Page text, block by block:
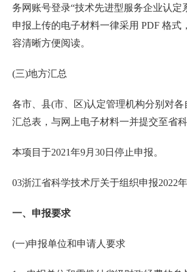
务网账号登录“技术先进型服务企业认
申报上传的电子材料一律采用 PDF 格
容清晰方便阅读。
(三)地方汇总
各市、县(市、区)认定管理机构分别对
汇总表，与网上电子材料一并提交至省
本项目于2021年9月30日停止申报。
03浙江省科学技术厅关于组织申报2022
一、申报要求
(一)申报单位和申请人要求